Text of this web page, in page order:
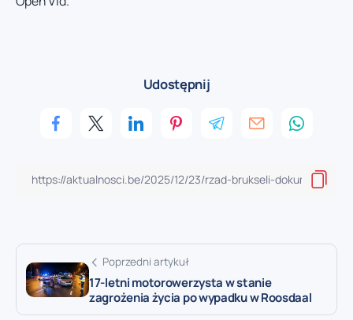
Udostępnij
Poprzedni artykuł
17-letni motorowerzysta w stanie
zagrożenia życia po wypadku w Roosdaal